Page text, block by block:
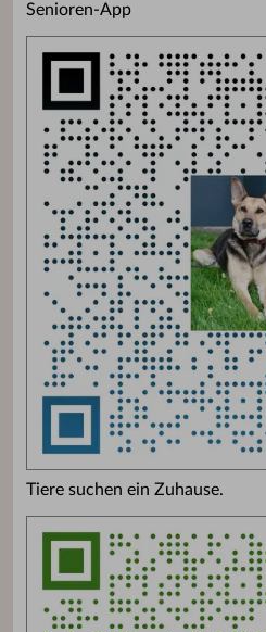
Senioren-App
Tiere suchen ein Zuhause.